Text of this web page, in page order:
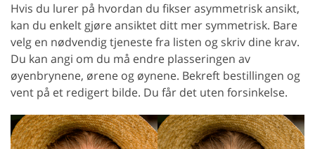
Hvis du lurer på hvordan du fikser asymmetrisk ansikt,
kan du enkelt gjøre ansiktet ditt mer symmetrisk. Bare
velg en nødvendig tjeneste fra listen og skriv dine krav.
Du kan angi om du må endre plasseringen av
øyenbrynene, ørene og øynene. Bekreft bestillingen og
vent på et redigert bilde. Du får det uten forsinkelse.